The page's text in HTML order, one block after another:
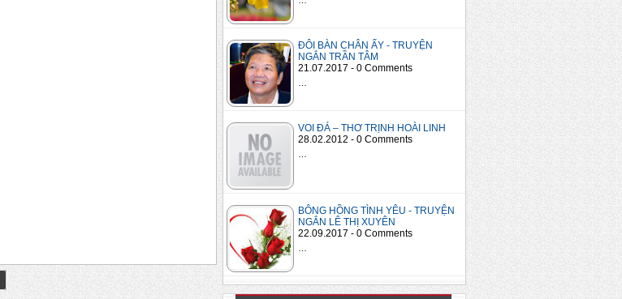
ĐÔI BÀN CHÂN ẤY - TRUYỆN
NGẮN TRẦN TÂM
21.07.2017 - 0 Comments
VOI ĐÁ – THƠ TRỊNH HOÀI LINH
28.02.2012 - 0 Comments
BÔNG HỒNG TÌNH YÊU - TRUYỆN
NGẮN LÊ THỊ XUYÊN
22.09.2017 - 0 Comments